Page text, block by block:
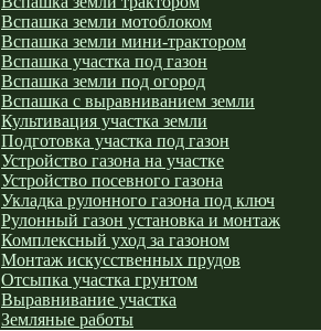
Вспашка земли мотоблоком
Вспашка земли мини-трактором
Вспашка участка под газон
Вспашка земли под огород
Вспашка с выравниванием земли
Культивация участка земли
Подготовка участка под газон
Устройство газона на участке
Устройство посевного газона
Укладка рулонного газона под ключ
Рулонный газон установка и монтаж
Комплексный уход за газоном
Монтаж искусственных прудов
Отсыпка участка грунтом
Выравнивание участка
Земляные работы